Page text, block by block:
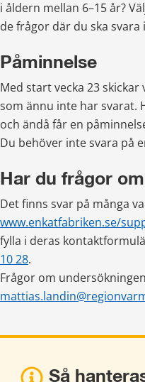
i åldern mellan 6–15 år?
de frågor där du ska
Påminnelse
Med start vecka 23
som ännu inte har svarat.
och ändå får en
Du behöver inte svara på
Har du frågor
www.enkatfabriken.se/
fylla i deras
10 28.
Så